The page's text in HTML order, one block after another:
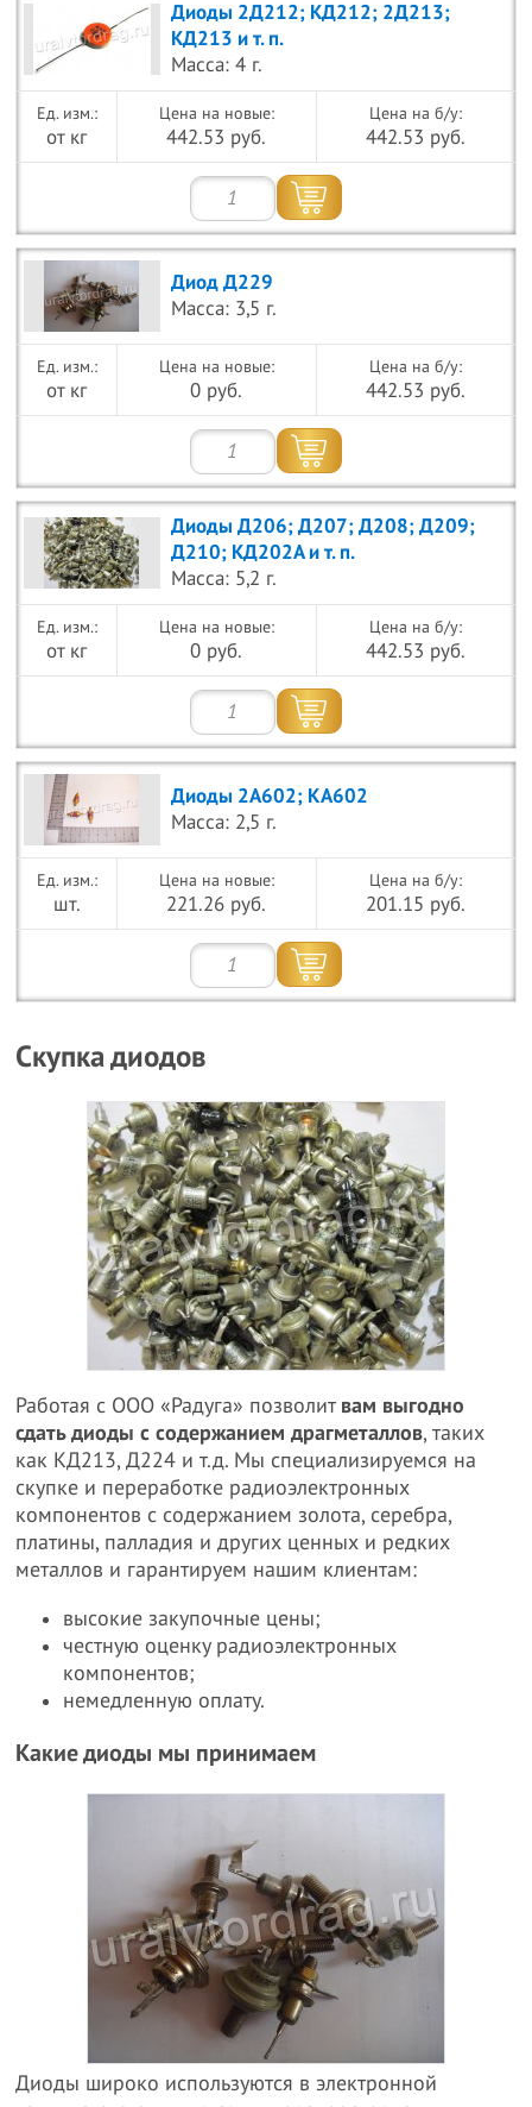
Диоды 2Д212; КД212; 2Д213;
КД213 и т. п.
Масса: 4 г.
от кг
Цена на новые:
442.53 руб.
Цена на б/у:
442.53 руб.
Диод Д229
Масса: 3,5 г.
от кг
Цена на новые:
0 руб.
Цена на б/у:
442.53 руб.
Диоды Д206; Д207; Д208; Д209;
Д210; КД202А и т. п.
Масса: 5,2 г.
от кг
Цена на новые:
0 руб.
Цена на б/у:
442.53 руб.
Диоды 2А602; КА602
Масса: 2,5 г.
шт.
Цена на новые:
221.26 руб.
Цена на б/у:
201.15 руб.
Скупка диодов
Работая с ООО «Радуга» позволит вам выгодно
сдать диоды с содержанием драгметаллов, таких
как КД213, Д224 и т.д. Мы специализируемся на
скупке и переработке радиоэлектронных
компонентов с содержанием золота, серебра,
платины, палладия и других ценных и редких
металлов и гарантируем нашим клиентам:
высокие закупочные цены;
честную оценку радиоэлектронных
компонентов;
немедленную оплату.
Какие диоды мы принимаем
Диоды широко используются в электронной